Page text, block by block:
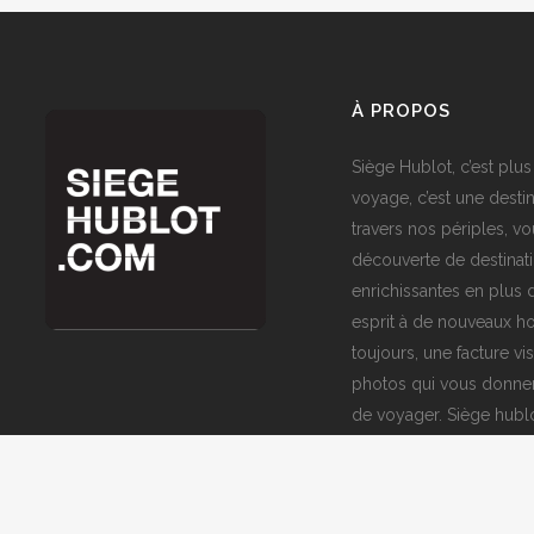
À PROPOS
Siège Hublot, c’est
voyage, c’est une
travers nos périples,
découverte de
enrichissantes en plus
esprit à de nouveaux
toujours, une facture
photos qui vous
de voyager. Siège